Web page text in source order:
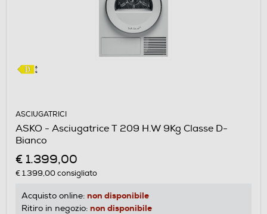
ASCIUGATRICI
ASKO - Asciugatrice T 209 H.W 9Kg Classe D-
Bianco
€ 1.399,00
€ 1.399,00consigliato
Acquisto online: non disponibile
Ritiro in negozio: non disponibile